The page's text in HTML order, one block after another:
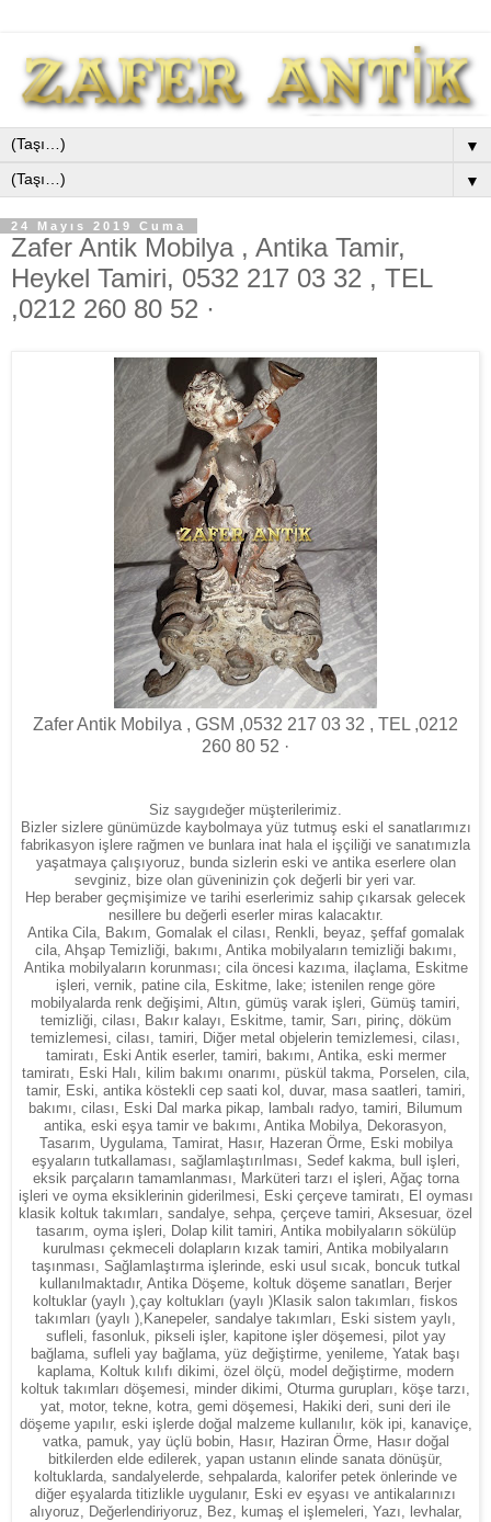
▼
▼
24 Mayıs 2019 Cuma
Zafer Antik Mobilya , Antika Tamir,
Heykel Tamiri, 0532 217 03 32 , TEL
,0212 260 80 52 ·
Zafer Antik Mobilya , GSM ,0532 217 03 32 , TEL ,0212
260 80 52 ·
Siz saygıdeğer müşterilerimiz.
Bizler sizlere günümüzde kaybolmaya yüz tutmuş eski el sanatlarımızı
fabrikasyon işlere rağmen ve bunlara inat hala el işçiliği ve sanatımızla
yaşatmaya çalışıyoruz, bunda sizlerin eski ve antika eserlere olan
sevginiz, bize olan güveninizin çok değerli bir yeri var.
Hep beraber geçmişimize ve tarihi eserlerimiz sahip çıkarsak gelecek
nesillere bu değerli eserler miras kalacaktır.
Antika Cila, Bakım, Gomalak el cilası, Renkli, beyaz, şeffaf gomalak
cila, Ahşap Temizliği, bakımı, Antika mobilyaların temizliği bakımı,
Antika mobilyaların korunması; cila öncesi kazıma, ilaçlama, Eskitme
işleri, vernik, patine cila, Eskitme, lake; istenilen renge göre
mobilyalarda renk değişimi, Altın, gümüş varak işleri, Gümüş tamiri,
temizliği, cilası, Bakır kalayı, Eskitme, tamir, Sarı, pirinç, döküm
temizlemesi, cilası, tamiri, Diğer metal objelerin temizlemesi, cilası,
tamiratı, Eski Antik eserler, tamiri, bakımı, Antika, eski mermer
tamiratı, Eski Halı, kilim bakımı onarımı, püskül takma, Porselen, cila,
tamir, Eski, antika köstekli cep saati kol, duvar, masa saatleri, tamiri,
bakımı, cilası, Eski Dal marka pikap, lambalı radyo, tamiri, Bilumum
antika, eski eşya tamir ve bakımı, Antika Mobilya, Dekorasyon,
Tasarım, Uygulama, Tamirat, Hasır, Hazeran Örme, Eski mobilya
eşyaların tutkallaması, sağlamlaştırılması, Sedef kakma, bull işleri,
eksik parçaların tamamlanması, Marküteri tarzı el işleri, Ağaç torna
işleri ve oyma eksiklerinin giderilmesi, Eski çerçeve tamiratı, El oyması
klasik koltuk takımları, sandalye, sehpa, çerçeve tamiri, Aksesuar, özel
tasarım, oyma işleri, Dolap kilit tamiri, Antika mobilyaların sökülüp
kurulması çekmeceli dolapların kızak tamiri, Antika mobilyaların
taşınması, Sağlamlaştırma işlerinde, eski usul sıcak, boncuk tutkal
kullanılmaktadır, Antika Döşeme, koltuk döşeme sanatları, Berjer
koltuklar (yaylı ),çay koltukları (yaylı )Klasik salon takımları, fiskos
takımları (yaylı ),Kanepeler, sandalye takımları, Eski sistem yaylı,
sufleli, fasonluk, pikseli işler, kapitone işler döşemesi, pilot yay
bağlama, sufleli yay bağlama, yüz değiştirme, yenileme, Yatak başı
kaplama, Koltuk kılıfı dikimi, özel ölçü, model değiştirme, modern
koltuk takımları döşemesi, minder dikimi, Oturma gurupları, köşe tarzı,
yat, motor, tekne, kotra, gemi döşemesi, Hakiki deri, suni deri ile
döşeme yapılır, eski işlerde doğal malzeme kullanılır, kök ipi, kanaviçe,
vatka, pamuk, yay üçlü bobin, Hasır, Haziran Örme, Hasır doğal
bitkilerden elde edilerek, yapan ustanın elinde sanata dönüşür,
koltuklarda, sandalyelerde, sehpalarda, kalorifer petek önlerinde ve
diğer eşyalarda titizlikle uygulanır, Eski ev eşyası ve antikalarınızı
alıyoruz, Değerlendiriyoruz, Bez, kumaş el işlemeleri, Yazı, levhalar,